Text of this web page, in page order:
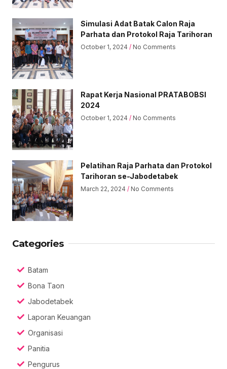
Simulasi Adat Batak Calon Raja
Parhata dan Protokol Raja Tarihoran
October 1, 2024 No Comments
Rapat Kerja Nasional PRATABOBSI
2024
October 1, 2024 No Comments
Pelatihan Raja Parhata dan Protokol
Tarihoran se-Jabodetabek
March 22, 2024 No Comments
Categories
Batam
Bona Taon
Jabodetabek
Laporan Keuangan
Organisasi
Panitia
Pengurus